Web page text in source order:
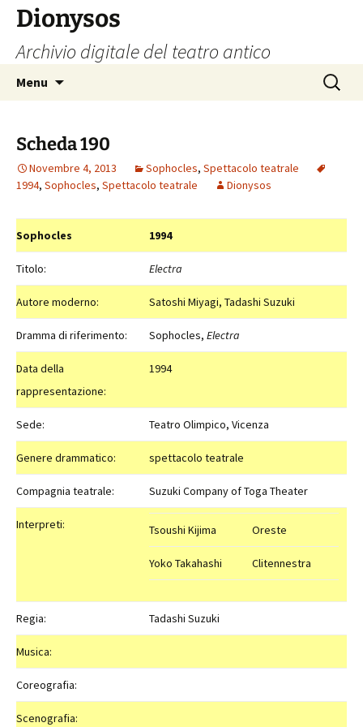
contenuto
Dionysos
Archivio digitale del teatro antico
Menu
Ricerca
per:
Scheda 190
Novembre 4, 2013 Sophocles, Spettacolo teatrale
1994, Sophocles, Spettacolo teatrale Dionysos
Sophocles 1994
Titolo: Electra
Autore moderno: Satoshi Miyagi, Tadashi Suzuki
Dramma di riferimento: Sophocles, Electra
Data della
rappresentazione:
1994
Sede: Teatro Olimpico, Vicenza
Genere drammatico: spettacolo teatrale
Compagnia teatrale: Suzuki Company of Toga Theater
Interpreti: Tsoushi Kijima Oreste
Yoko Takahashi Clitennestra
Regia: Tadashi Suzuki
Musica:
Coreografia:
Scenografia: